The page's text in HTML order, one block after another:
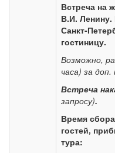
Встреча на
В.И.
Санкт-
гостиницу.
Возможно,
часа) за
Встреча
запросу).
Время
гостей,
тура: